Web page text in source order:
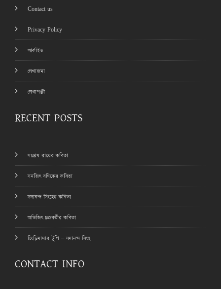
Contact us
Privacy Policy
আর্কাইভ
লেখাজমা
লেখাপঞ্জী
RECENT POSTS
সন্তোষ রায়ের কবিতা
সনজিৎ বণিকের কবিতা
সদানন্দ সিংহের কবিতা
অভিজিৎ চক্রবর্তীর কবিতা
চিংড়িমামার টুপি – সদানন্দ সিংহ
CONTACT INFO